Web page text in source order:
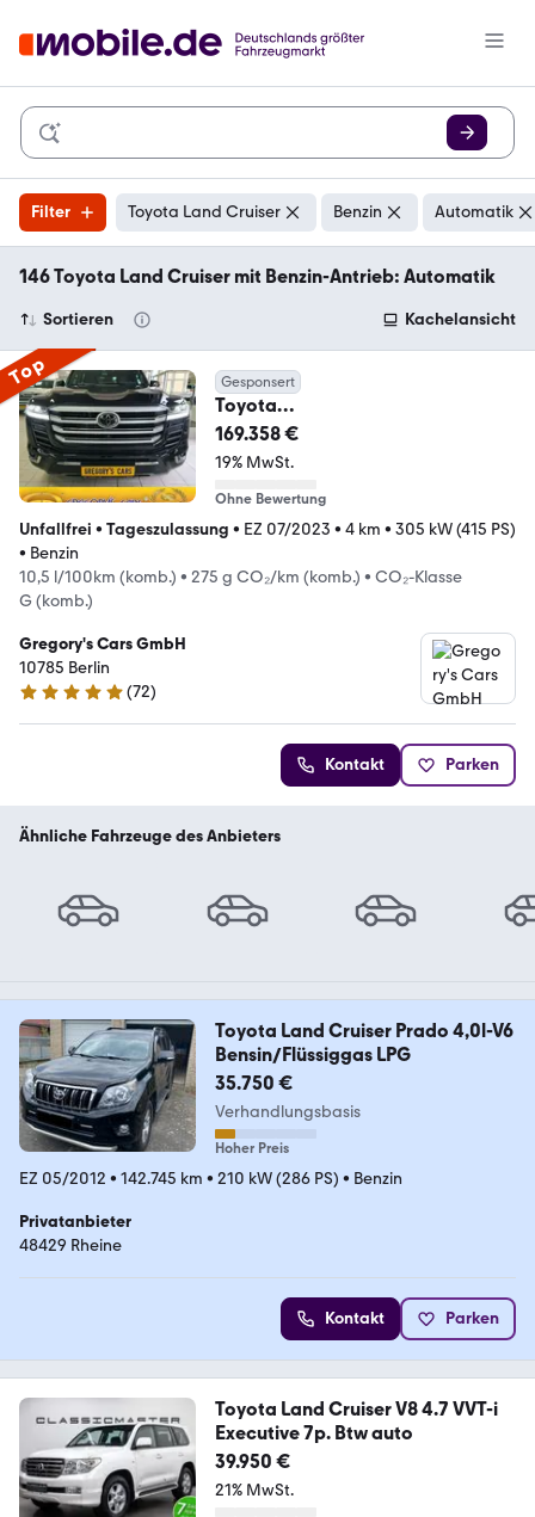
Filter Toyota Land Cruiser Benzin Automatik
146 Toyota Land Cruiser mit Benzin-Antrieb: Automatik
Sortieren Kachelansicht
Top Gesponsert
Toyota
LC300*70thANV+NEU+EUreg+Re
arTV+415HP+VOLL
169.358 €
19% MwSt.
Ohne Bewertung
Unfallfrei • Tageszulassung • EZ 07/2023 • 4 km • 305 kW (415 PS)
• Benzin
10,5 l/100km (komb.) • 275 g CO₂/km (komb.) • CO₂-Klasse
G (komb.)
Gregory's Cars GmbH
10785 Berlin
5 Sterne
(72)
Kontakt Parken
Ähnliche Fahrzeuge des Anbieters
Toyota Land Cruiser Prado 4,0l-V6
Bensin/Flüssiggas LPG
35.750 €
Verhandlungsbasis
Hoher Preis
EZ 05/2012 • 142.745 km • 210 kW (286 PS) • Benzin
Privatanbieter
48429 Rheine
Kontakt Parken
Toyota Land Cruiser V8 4.7 VVT-i
Executive 7p. Btw auto
39.950 €
21% MwSt.